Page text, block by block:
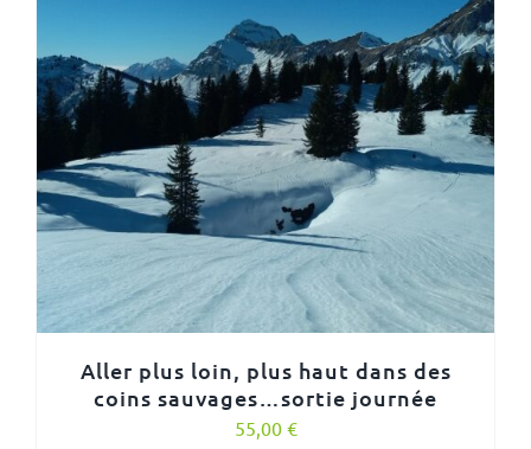
Aller plus loin, plus haut dans des
coins sauvages…sortie journée
55,00 €